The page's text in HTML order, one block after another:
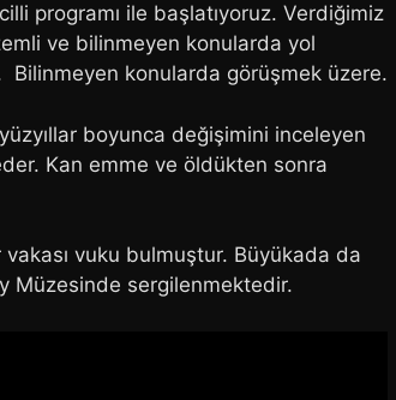
programı ile başlatıyoruz. Verdiğimiz
ve bilinmeyen konularda yol
Bilinmeyen konularda görüşmek üzere.
boyunca değişimini inceleyen
Kan emme ve öldükten sonra
vuku bulmuştur. Büyükada da
Müzesinde sergilenmektedir.